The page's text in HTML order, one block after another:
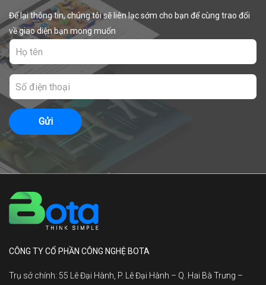
Để lại thông tin, chúng tôi sẽ liên lạc sớm cho bạn để cùng trao đổi
về giao diện bạn mong muốn
Gửi
CÔNG TY CỔ PHẦN CÔNG NGHỆ BOTA
Trụ sở chính: 55 Lê Đại Hành, P. Lê Đại Hành – Q. Hai Bà Trưng –